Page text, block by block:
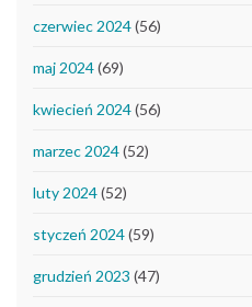
czerwiec 2024(56)
maj 2024(69)
kwiecień 2024(56)
marzec 2024(52)
luty 2024(52)
styczeń 2024(59)
grudzień 2023 (47)